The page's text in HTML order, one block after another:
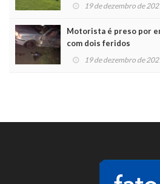
19 de dezembro de
Motorista é preso por
com dois feridos
19 de dezembro de